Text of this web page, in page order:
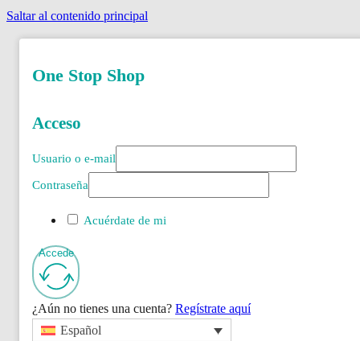
Saltar al contenido principal
One Stop Shop
Acceso
Usuario o e-mail
Contraseña
Acuérdate de mi
Accede
¿Aún no tienes una cuenta? Regístrate aquí
Español